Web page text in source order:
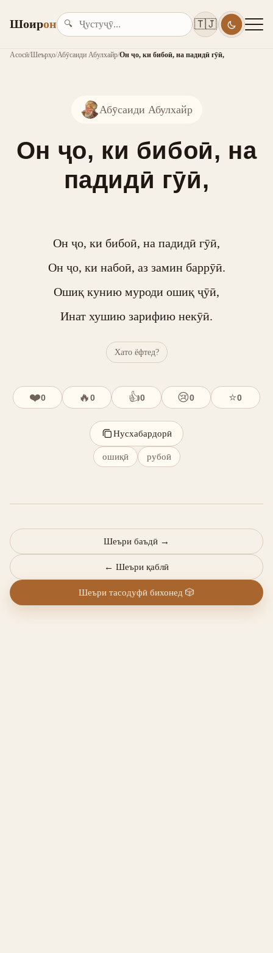
Шоирон 🔍 🇹🇯
Асосӣ/Шеърҳо/Абӯсаиди Абулхайр/Он ҷо, ки бибоӣ, на падидӣ гӯӣ,
Абӯсаиди Абулхайр
Он ҷо, ки бибоӣ, на
падидӣ гӯӣ,
Он ҷо, ки бибоӣ, на падидӣ гӯӣ,
Он ҷо, ки набоӣ, аз замин баррӯӣ.
Ошиқ кунию муроди ошиқ ҷӯӣ,
Инат хушию зарифию некӯӣ.
Хато ёфтед?
❤️0 🔥0 👍0 😢0 ⭐0
Нусхабардорӣ
ошиқӣ рубоӣ
← Шеъри қаблӣ
Шеъри баъдӣ →
Шеъри тасодуфӣ бихонед 🎲